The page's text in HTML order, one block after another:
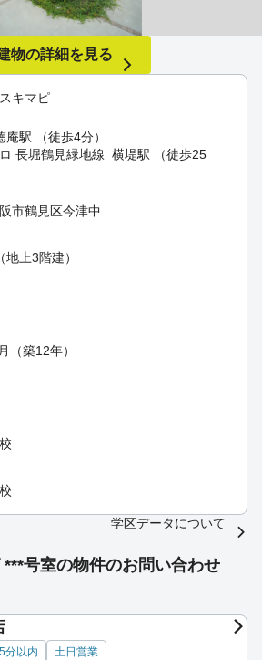
キマピ
庵駅 （徒歩4分）
長堀鶴見緑地線 横堤駅 （徒歩25
市鶴見区今津中
上3階建）
（築12年）
物の詳細を見る
学区データについて
号室の物件のお問い合わせ
分以内 土日営業